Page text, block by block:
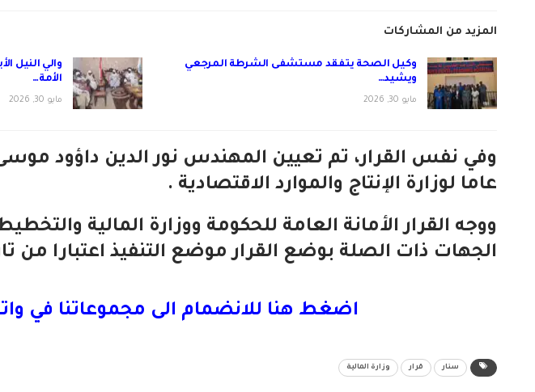
المزيد من المشاركات
وكيل الصحة يتفقد مستشفى الشرطة المرجعي
ويشيد…
مايو 30, 2026
والي النيل
الأمة…
مايو 30, 2026
وفي نفس القرار، تم تعيين المهندس نور الدين داؤود
عاما لوزارة الإنتاج والموارد الاقتصادية .
ووجه القرار الأمانة العامة للحكومة ووزارة المالية
الجهات ذات الصلة بوضع القرار موضع التنفيذ اعتبارا من
اضغط هنا للانضمام الى مجموعاتنا في
سنار قرار وزارة المالية